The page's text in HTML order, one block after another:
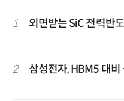
1 외면받는 SiC 전력반
2 삼성전자, HBM5 대